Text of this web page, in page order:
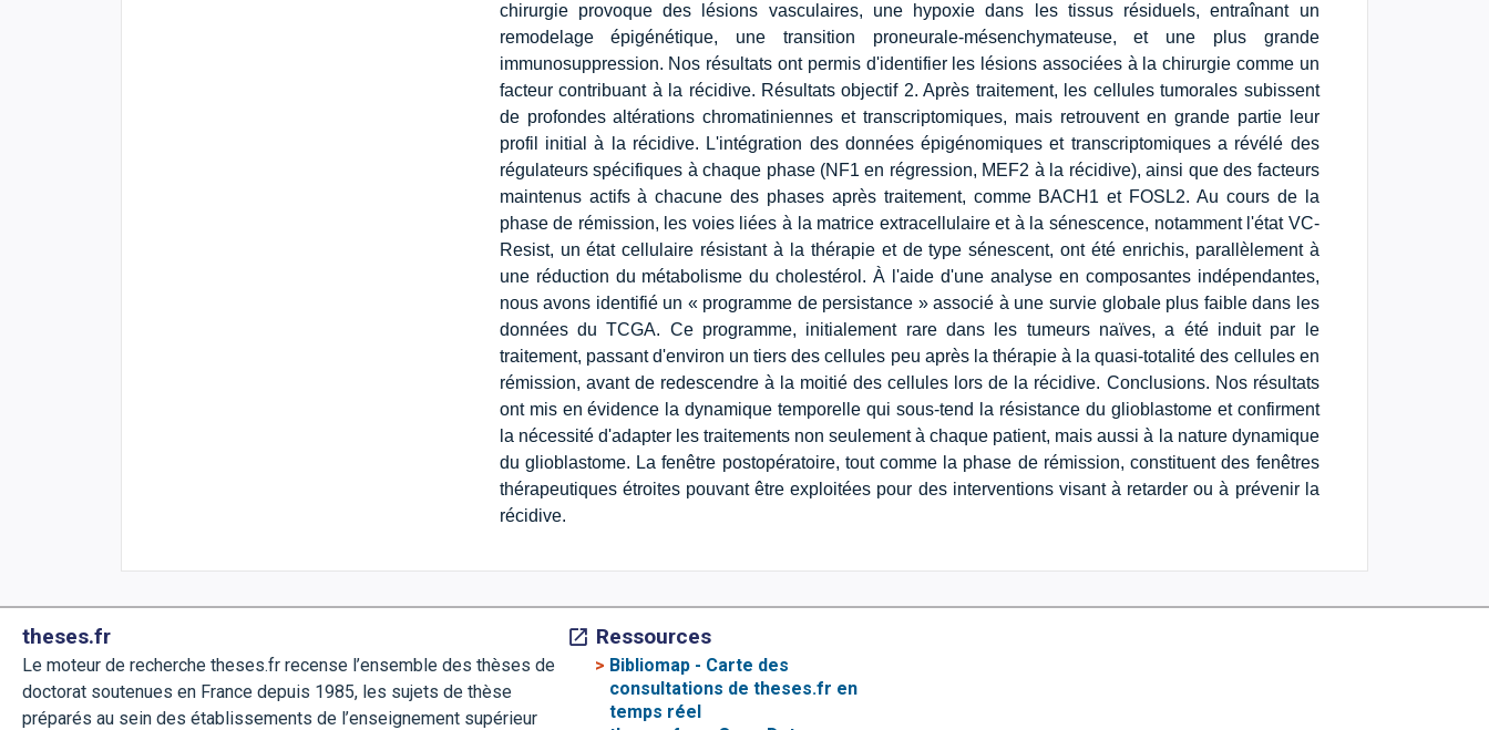
chirurgie provoque des lésions vasculaires, une hypoxie dans les tissus résiduels, entraînant un
remodelage épigénétique, une transition proneurale-mésenchymateuse, et une plus grande
immunosuppression. Nos résultats ont permis d'identifier les lésions associées à la chirurgie comme un
facteur contribuant à la récidive. Résultats objectif 2. Après traitement, les cellules tumorales subissent
de profondes altérations chromatiniennes et transcriptomiques, mais retrouvent en grande partie leur
profil initial à la récidive. L'intégration des données épigénomiques et transcriptomiques a révélé des
régulateurs spécifiques à chaque phase (NF1 en régression, MEF2 à la récidive), ainsi que des facteurs
maintenus actifs à chacune des phases après traitement, comme BACH1 et FOSL2. Au cours de la
phase de rémission, les voies liées à la matrice extracellulaire et à la sénescence, notamment l'état VC-
Resist, un état cellulaire résistant à la thérapie et de type sénescent, ont été enrichis, parallèlement à
une réduction du métabolisme du cholestérol. À l'aide d'une analyse en composantes indépendantes,
nous avons identifié un « programme de persistance » associé à une survie globale plus faible dans les
données du TCGA. Ce programme, initialement rare dans les tumeurs naïves, a été induit par le
traitement, passant d'environ un tiers des cellules peu après la thérapie à la quasi-totalité des cellules en
rémission, avant de redescendre à la moitié des cellules lors de la récidive. Conclusions. Nos résultats
ont mis en évidence la dynamique temporelle qui sous-tend la résistance du glioblastome et confirment
la nécessité d'adapter les traitements non seulement à chaque patient, mais aussi à la nature dynamique
du glioblastome. La fenêtre postopératoire, tout comme la phase de rémission, constituent des fenêtres
thérapeutiques étroites pouvant être exploitées pour des interventions visant à retarder ou à prévenir la
récidive.
theses.fr
Le moteur de recherche theses.fr recense l’ensemble des thèses de
doctorat soutenues en France depuis 1985, les sujets de thèse
préparés au sein des établissements de l’enseignement supérieur
Ressources
> Bibliomap - Carte des
consultations de theses.fr en
temps réel